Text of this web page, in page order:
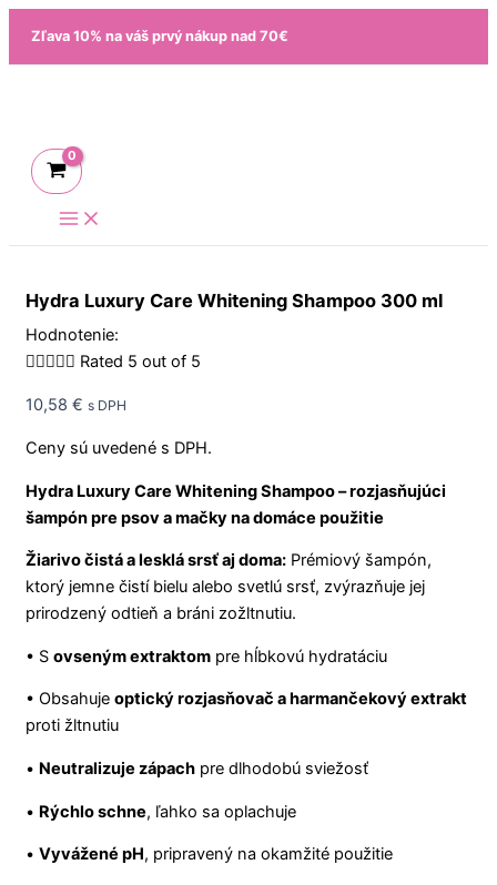
Preskočiť
obsah
Zľava 10% na váš prvý nákup nad 70€
Hydra Luxury Care Whitening Shampoo 300 ml
Hodnotenie:
 Rated 5 out of 5
10,58 € s DPH
Ceny sú uvedené s DPH.
Hydra Luxury Care Whitening Shampoo – rozjasňujúci
šampón pre psov a mačky na domáce použitie
Žiarivo čistá a lesklá srsť aj doma: Prémiový šampón,
ktorý jemne čistí bielu alebo svetlú srsť, zvýrazňuje jej
prirodzený odtieň a bráni zožltnutiu.
• S ovseným extraktom pre hĺbkovú hydratáciu
• Obsahuje optický rozjasňovač a harmančekový extrakt
proti žltnutiu
• Neutralizuje zápach pre dlhodobú sviežosť
• Rýchlo schne, ľahko sa oplachuje
• Vyvážené pH, pripravený na okamžité použitie
množstvo
Hydra
Luxury
Shampoo
300